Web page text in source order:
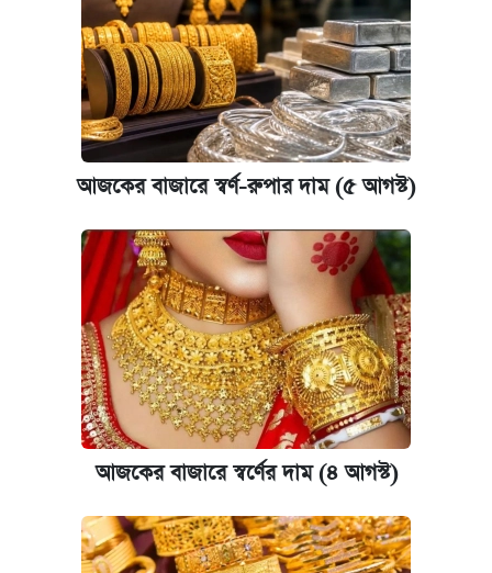
আজকের বাজারে স্বর্ণ-রুপার দাম (৫ আগস্ট)
আজকের বাজারে স্বর্ণের দাম (৪ আগস্ট)